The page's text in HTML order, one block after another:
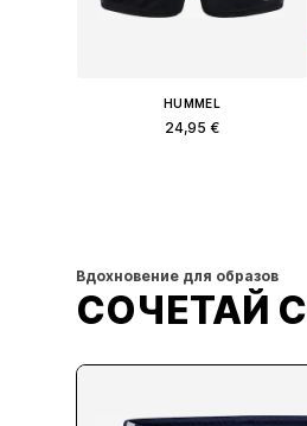
HUMMEL
24,95 €
Вдохновение для образов
СОЧЕТАЙ С